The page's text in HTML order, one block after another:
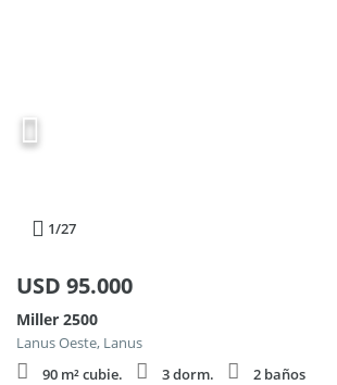
1/27
USD 95.000
Miller 2500
Lanus Oeste, Lanus
90 m² cubie.
3 dorm.
2 baños